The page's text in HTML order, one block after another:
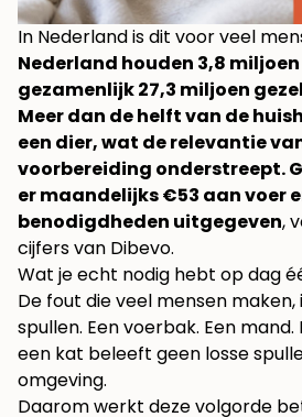
In Nederland is dit voor veel
Nederland houden 3,8
gezamenlijk 27,3 miljoen
Meer dan de helft van de
een dier, wat de relevantie
voorbereiding onderstreept.
er maandelijks €53 aan voer
benodigdheden uitgegeven,
cijfers van Dibevo.
Wat je echt nodig hebt op dag
De fout die veel mensen maken,
spullen. Een voerbak. Een
een kat beleeft geen losse
omgeving.
Daarom werkt deze volgorde